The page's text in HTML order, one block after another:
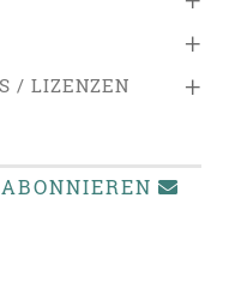
+
+
/ LIZENZEN